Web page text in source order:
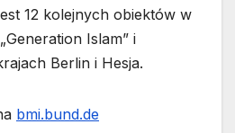
12 kolejnych obiektów w
Islam” i
Berlin i Hesja.
bmi.bund.de